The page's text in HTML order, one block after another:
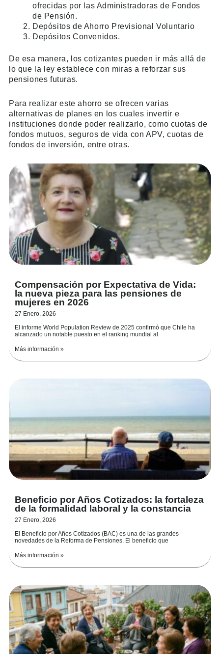
ofrecidas por las Administradoras de Fondos
de Pensión.
Depósitos de Ahorro Previsional Voluntario
Depósitos Convenidos.
De esa manera, los cotizantes pueden ir más allá de
lo que la ley establece con miras a reforzar sus
pensiones futuras.
Para realizar este ahorro se ofrecen varias
alternativas de planes en los cuales invertir e
instituciones donde poder realizarlo, como cuotas de
fondos mutuos, seguros de vida con APV, cuotas de
fondos de inversión, entre otras.
Compensación por Expectativa de Vida:
la nueva pieza para las pensiones de
mujeres en 2026
27 Enero, 2026
El informe World Population Review de 2025 confirmó que Chile ha
alcanzado un notable puesto en el ranking mundial al
Más información »
Beneficio por Años Cotizados: la fortaleza
de la formalidad laboral y la constancia
27 Enero, 2026
El Beneficio por Años Cotizados (BAC) es una de las grandes
novedades de la Reforma de Pensiones. El beneficio que
Más información »